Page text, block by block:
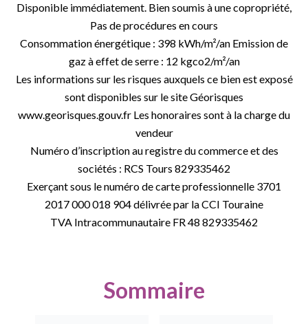
Disponible immédiatement. Bien soumis à une copropriété,
Pas de procédures en cours
Consommation énergétique : 398 kWh/m²/an Emission de
gaz à effet de serre : 12 kgco2/m²/an
Les informations sur les risques auxquels ce bien est exposé
sont disponibles sur le site Géorisques
www.georisques.gouv.fr Les honoraires sont à la charge du
vendeur
Numéro d’inscription au registre du commerce et des
sociétés : RCS Tours 829335462
Exerçant sous le numéro de carte professionnelle 3701
2017 000 018 904 délivrée par la CCI Touraine
TVA Intracommunautaire FR 48 829335462
Sommaire